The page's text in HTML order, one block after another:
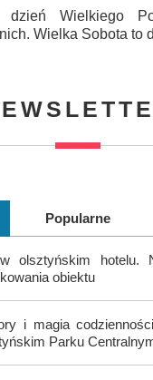
Wielkiego
Wielka Sobota to
Popularne
olsztyńskim hotelu.
obiektu
i magia
Parku